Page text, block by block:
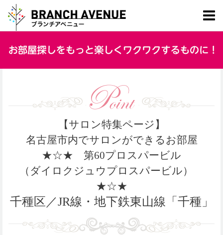
【サロン特集ページ】
名古屋市内でサロンができるお部屋
★☆★ 第60プロスパービル
（ダイロクジュウプロスパービル）
★☆★
千種区／JR線・地下鉄東山線「千種」